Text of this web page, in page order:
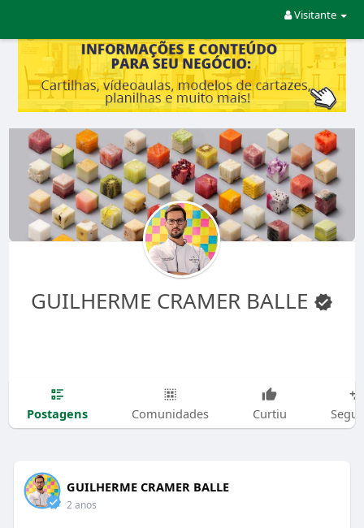
Visitante
GUILHERME CRAMER BALLE
Postagens Comunidades Curtiu
GUILHERME CRAMER BALLE
2 anos